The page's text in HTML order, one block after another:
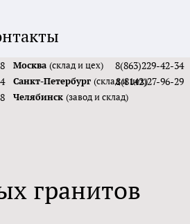
Москва (склад и цех)
Санкт-Петербург (склад и цех)
Челябинск (завод и склад)
8(863)229-42-34
8(8142)27-96-29
гранитов